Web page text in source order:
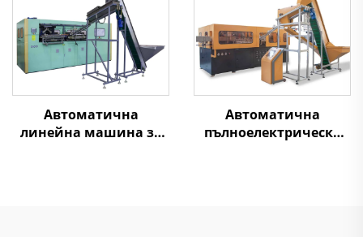
Автоматична
линейна машина за
Автоматична
пълноелектрическа